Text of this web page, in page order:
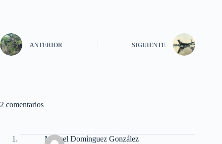
A
pp
ng a
pa
ANTERIOR SIGUIENTE
2 comentarios
Manuel Domínguez González